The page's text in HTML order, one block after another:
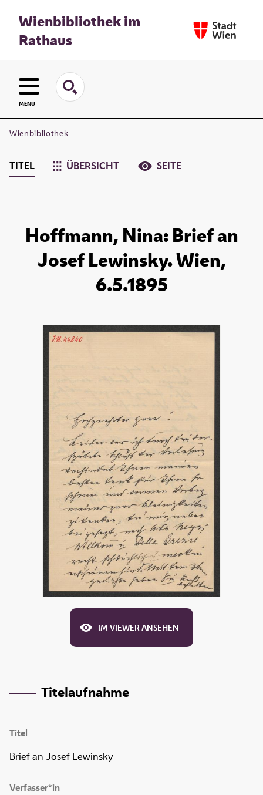
Wienbibliothek im
Rathaus
MENU
Wienbibliothek
TITEL ÜBERSICHT SEITE
Hoffmann, Nina: Brief an
Josef Lewinsky. Wien,
6.5.1895
IM VIEWER ANSEHEN
Titelaufnahme
Titel
Brief an Josef Lewinsky
Verfasser*in